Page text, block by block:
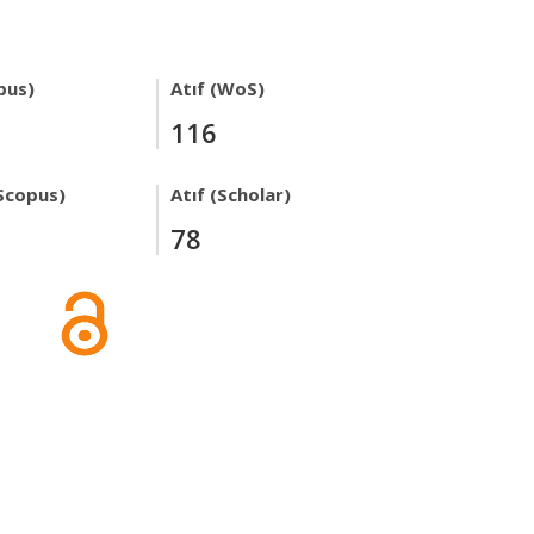
Atıf (WoS)
116
Atıf (Scholar)
78